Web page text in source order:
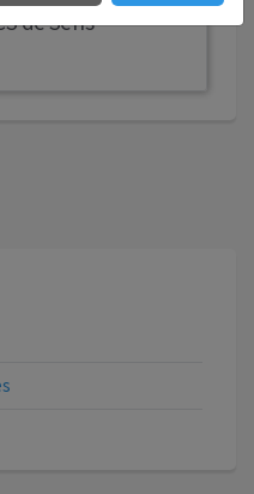
de Sens